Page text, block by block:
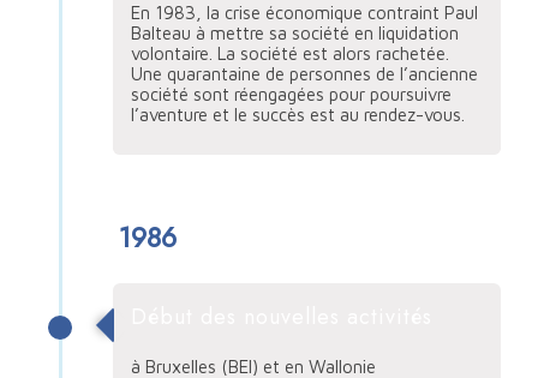
En 1983, la crise économique contraint Paul
Balteau à mettre sa société en liquidation
volontaire. La société est alors rachetée.
Une quarantaine de personnes de l’ancienne
société sont réengagées pour poursuivre
l’aventure et le succès est au rendez-vous.
1986
à Bruxelles (BEI) et en Wallonie